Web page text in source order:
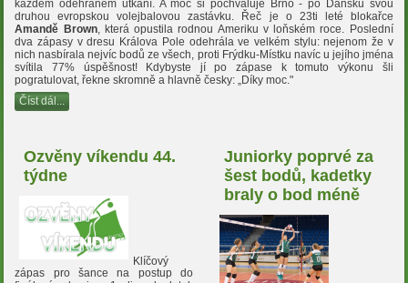
každém odehraném utkání. A moc si pochvaluje Brno - po Dánsku svou
druhou evropskou volejbalovou zastávku. Řeč je o 23ti leté blokařce
Amandě Brown, která opustila rodnou Ameriku v loňském roce. Poslední
dva zápasy v dresu Králova Pole odehrála ve velkém stylu: nejenom že v
nich nasbírala nejvíc bodů ze všech, proti Frýdku-Místku navíc u jejího jména
svítila 77% úspěšnost! Kdybyste jí po zápase k tomuto výkonu šli
pogratulovat, řekne skromně a hlavně česky: „Díky moc."
Číst dál...
Ozvěny víkendu 44.
týdne
Klíčový
zápas pro šance na postup do
Juniorky poprvé za
šest bodů, kadetky
braly o bod méně